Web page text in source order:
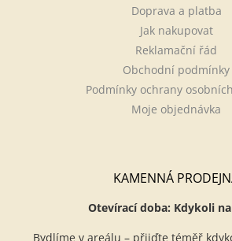
Doprava a platba
Jak nakupovat
Reklamační řád
Obchodní podmínky
Podmínky ochrany
Moje objednávka
KAMENNÁ
Otevírací doba: Kdykoli
Bydlíme v areálu – přijďte téměř